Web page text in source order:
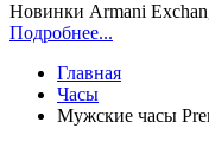
Новинки Armani
Подробнее...
Главная
Часы
Мужские часы